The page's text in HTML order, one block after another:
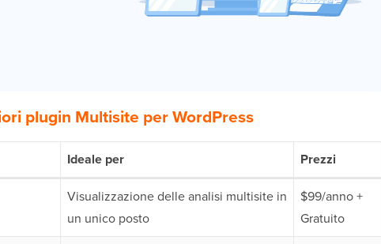
plugin Multisite per WordPress
Ideale per Prezzi
Visualizzazione delle analisi multisite in
un unico posto
$99/anno +
Gratuito